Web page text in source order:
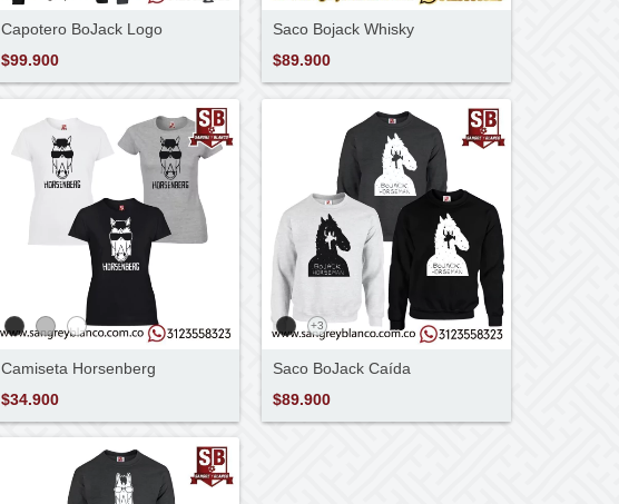
Capotero BoJack Logo
$99.900
Saco Bojack Whisky
$89.900
Camiseta Horsenberg
$34.900
+3
Saco BoJack Caída
$89.900